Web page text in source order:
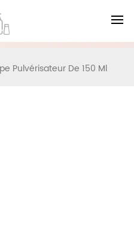
Pulvérisateur De 150 Ml